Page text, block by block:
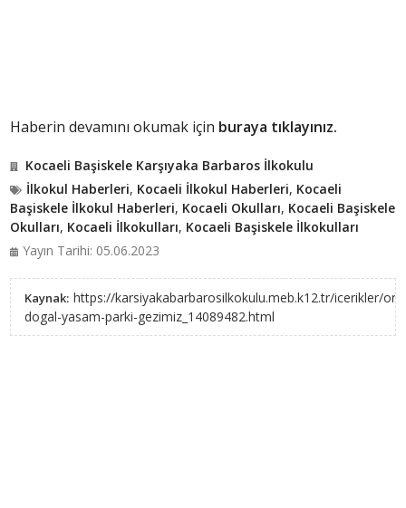
Haberin devamını okumak için buraya tıklayınız.
Kocaeli Başiskele Karşıyaka Barbaros İlkokulu
İlkokul Haberleri, Kocaeli İlkokul Haberleri, Kocaeli
Başiskele İlkokul Haberleri, Kocaeli Okulları, Kocaeli Başiskele
Okulları, Kocaeli İlkokulları, Kocaeli Başiskele İlkokulları
Yayın Tarihi: 05.06.2023
Kaynak: https://karsiyakabarbarosilkokulu.meb.k12.tr/icerikler/
dogal-yasam-parki-gezimiz_14089482.html